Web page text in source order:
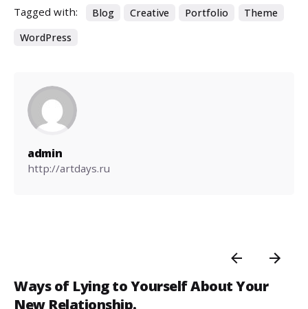
Tagged with: Blog Creative Portfolio
Theme
WordPress
admin
http://artdays.ru
Ways of Lying to Yourself About Your
New Relationship.